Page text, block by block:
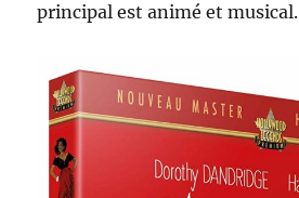
principal est animé et musical.